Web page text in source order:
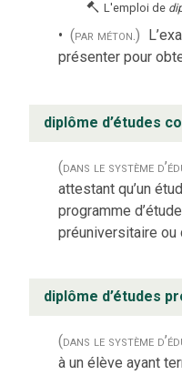
L'emploi de
(par méton.)
présenter pour
diplôme d’études
(dans le système
attestant qu’un
programme
préuniversitaire ou
diplôme d’études
(dans le système
à un élève ayant